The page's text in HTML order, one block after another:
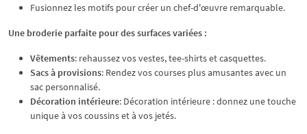
Fusionnez les motifs pour créer un chef-d'œuvre remarquable.
Une broderie parfaite pour des surfaces variées :
Vêtements: rehaussez vos vestes, tee-shirts et casquettes.
Sacs à provisions: Rendez vos courses plus amusantes avec un
sac personnalisé.
Décoration intérieure: Décoration intérieure : donnez une touche
unique à vos coussins et à vos jetés.